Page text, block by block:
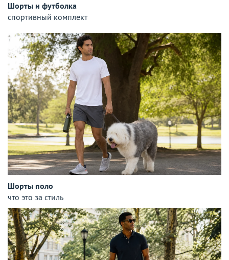
Шорты и футболка
спортивный комплект
Шорты поло
что это за стиль